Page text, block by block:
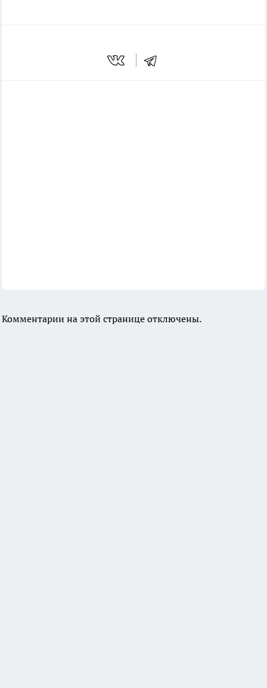
Комментарии на этой странице отключены.